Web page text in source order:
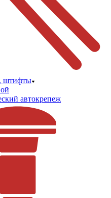
штифты
автокрепеж